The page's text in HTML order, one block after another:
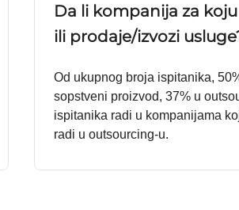
Da li kompanija za
ili prodaje/izvozi
Od ukupnog broja ispitanika,
sopstveni proizvod, 37% u
ispitanika radi u kompanijama
radi u outsourcing-u.